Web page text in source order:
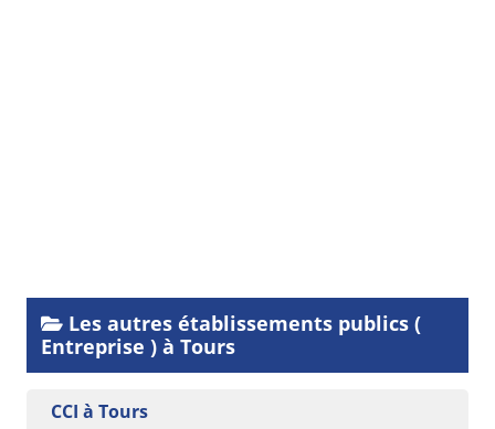
Les autres établissements publics (
Entreprise ) à Tours
CCI à Tours